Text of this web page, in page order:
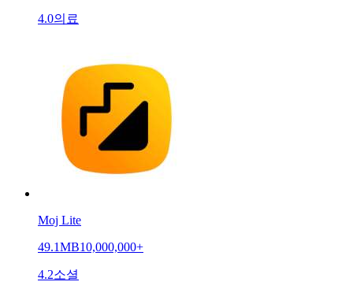
4.0의료
Moj Lite
49.1MB10,000,000+
4.2소셜